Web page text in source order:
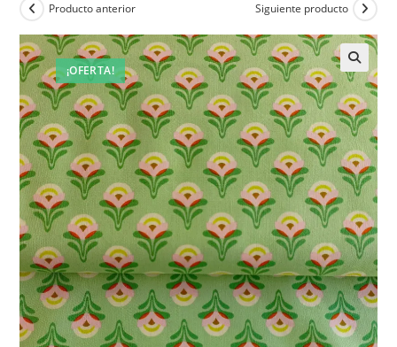
¡OFERTA!
Producto anterior Siguiente producto
🔍